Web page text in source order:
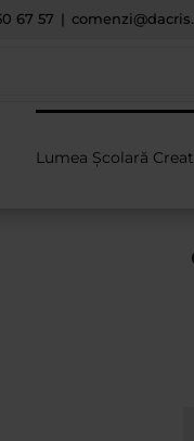
67 57 |
Lumea Școlară